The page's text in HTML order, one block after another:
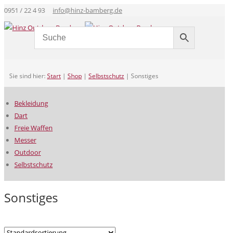
0951 / 22 4 93 info@hinz-bamberg.de
Sie sind hier: Start | Shop | Selbstschutz | Sonstiges
Bekleidung
Dart
Freie Waffen
Messer
Outdoor
Selbstschutz
Sonstiges